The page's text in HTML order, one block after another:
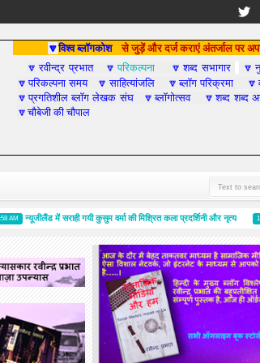
🔽विश्व ब्लॉगकोश से जुड़ें और दर्ज कराएं अंतर्जाल पर
🔽रवीन्द्र प्रभात 🔽परिकल्पना 🔽शब्द सभागार 🔽
🔽परिकल्पना समय 🔽साहित्यांजलि 🔽ब्लॉग परिक्रमा 🔽
🔽प्रगतिशील ब्लॉग लेखक संघ 🔽ब्लॉगोत्सव 🔽शब्द शब्द
🔽चौबेजी की चौपाल
न्यूजीलैंड में सराही गयी कुसुम वर्मा की मिश्रित कला प्रदर्शिनी और नृत्य 10:24 PM